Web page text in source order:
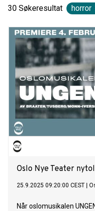
30 Søkeresultat horror
Oslo Nye Teater
25.9.2025 09:20:00 CEST
Når oslomusikalen